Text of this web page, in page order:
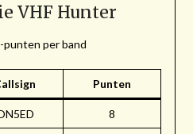
VHF Hunter
punten per band
Punten
8